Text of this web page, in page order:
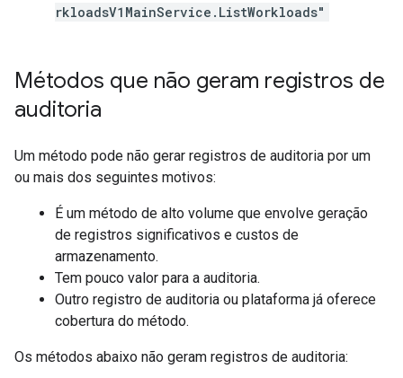
rkloadsV1MainService.ListWorkloads"
Métodos que não geram registros de
auditoria
Um método pode não gerar registros de auditoria por um
ou mais dos seguintes motivos:
É um método de alto volume que envolve geração
de registros significativos e custos de
armazenamento.
Tem pouco valor para a auditoria.
Outro registro de auditoria ou plataforma já oferece
cobertura do método.
Os métodos abaixo não geram registros de auditoria: